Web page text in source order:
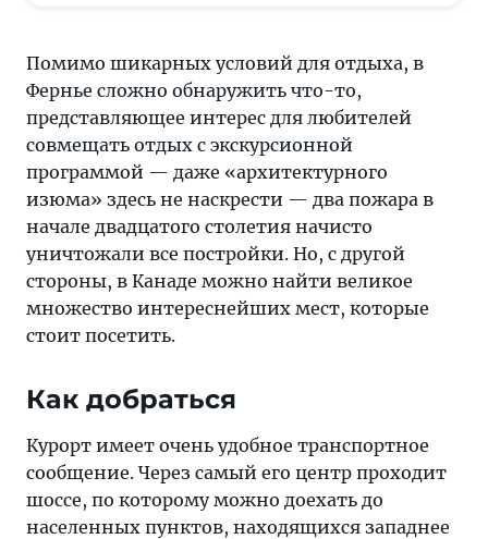
Помимо шикарных условий для отдыха, в
Фернье сложно обнаружить что-то,
представляющее интерес для любителей
совмещать отдых с экскурсионной
программой — даже «архитектурного
изюма» здесь не наскрести — два пожара в
начале двадцатого столетия начисто
уничтожали все постройки. Но, с другой
стороны, в Канаде можно найти великое
множество интереснейших мест, которые
стоит посетить.
Как добраться
Курорт имеет очень удобное транспортное
сообщение. Через самый его центр проходит
шоссе, по которому можно доехать до
населенных пунктов, находящихся западнее